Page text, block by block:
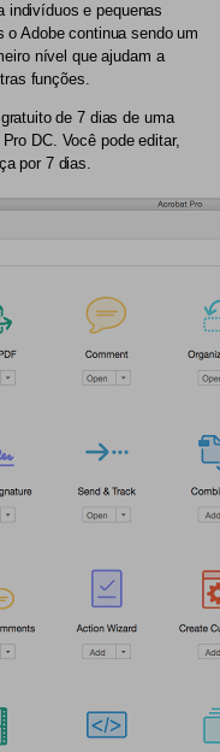
indivíduos e pequenas
Adobe continua sendo um
nível que ajudam a
funções.
de 7 dias de uma
DC. Você pode editar,
por 7 dias.